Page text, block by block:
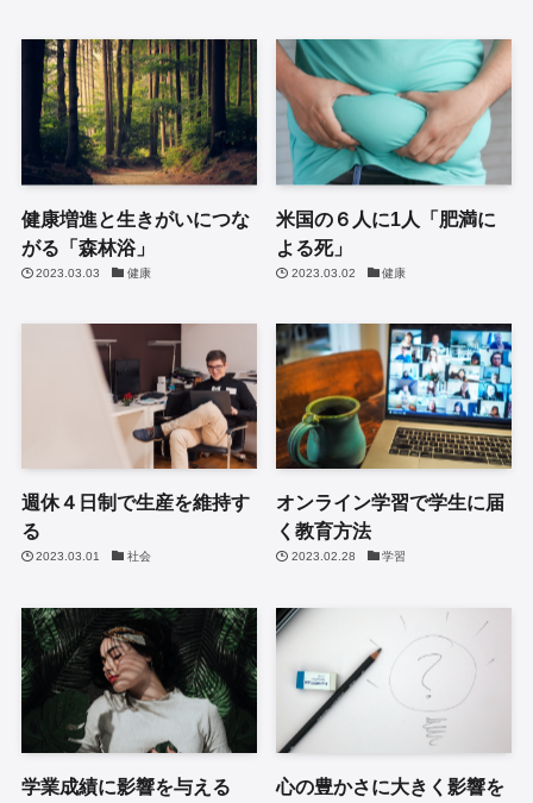
健康増進と生きがいにつな
がる「森林浴」
2023.03.03 健康
米国の６人に1人「肥満に
よる死」
2023.03.02 健康
週休４日制で生産を維持す
る
2023.03.01 社会
オンライン学習で学生に届
く教育方法
2023.02.28 学習
学業成績に影響を与える
心の豊かさに大きく影響を